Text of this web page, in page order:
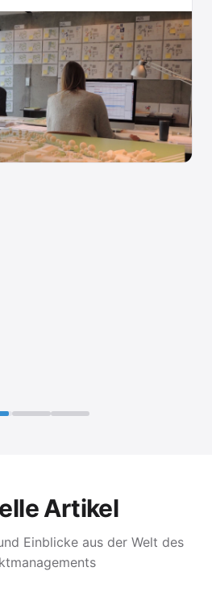
Artikel
Einblicke aus der Welt des